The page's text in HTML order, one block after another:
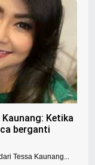
Ketika
berganti
Tessa Kaunang...